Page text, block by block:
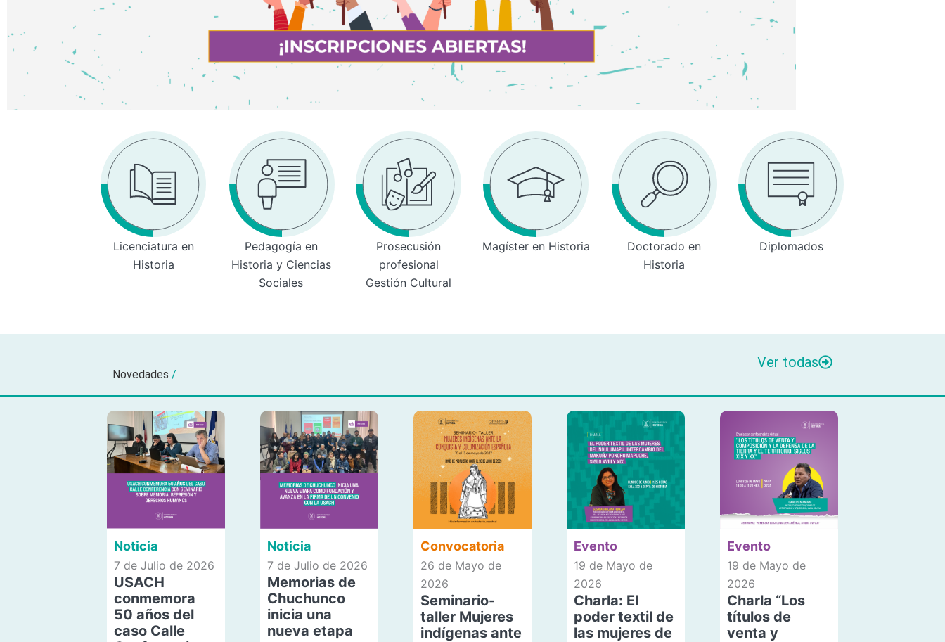
Licenciatura en
Historia
Pedagogía en
Historia y Ciencias
Sociales
Prosecusión
profesional
Gestión Cultural
Magíster en Historia
Doctorado en
Historia
Diplomados
Novedades /
Ver todas
Noticia
7 de Julio de 2026
USACH
conmemora
50 años del
caso Calle
Noticia
7 de Julio de 2026
Memorias de
Chuchunco
inicia una
nueva etapa
Convocatoria
26 de Mayo de
2026
Seminario-
taller Mujeres
indígenas ante
Evento
19 de Mayo de
2026
Charla: El
poder textil de
las mujeres de
Evento
19 de Mayo de
2026
Charla “Los
títulos de
venta y